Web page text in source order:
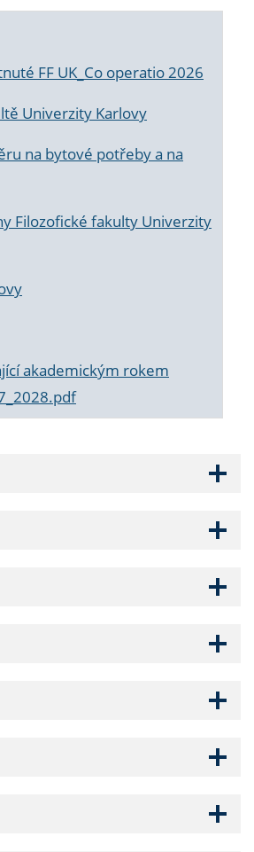
FF UK_Co operatio 2026
Univerzity Karlovy
na bytové potřeby a na
Filozofické fakulty Univerzity
akademickým rokem